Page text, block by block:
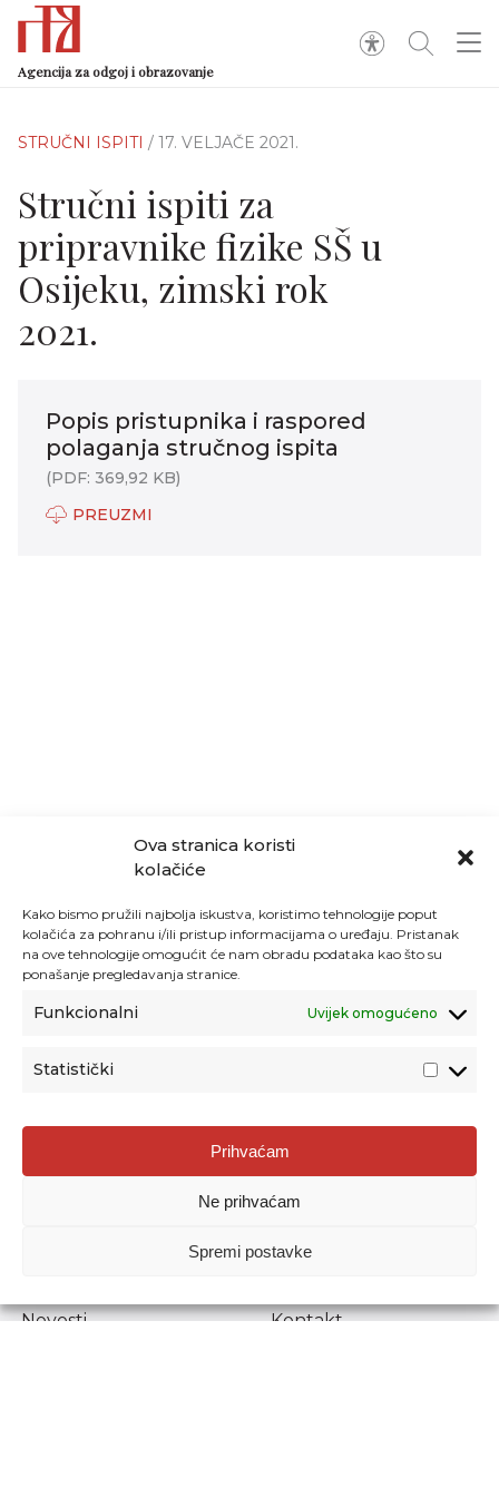
Ova stranica koristi
kolačiće
Kako bismo pružili najbolja iskustva, koristimo tehnologije poput
kolačića za pohranu i/ili pristup informacijama o uređaju. Pristanak
na ove tehnologije omogućit će nam obradu podataka kao što su
ponašanje pregledavanja stranice.
Funkcionalni Uvijek omogućeno
Statistički
Prihvaćam
Ne prihvaćam
Spremi postavke
Agencija za odgoj i obrazovanje
STRUČNI ISPITI / 17. VELJAČE 2021.
Stručni ispiti za
pripravnike fizike SŠ u
Osijeku, zimski rok
2021.
Popis pristupnika i raspored
polaganja stručnog ispita
(PDF: 369,92 KB)
PREUZMI
Agencija za odgoj i obrazovanje
Donje Svetice 38, 10000 Zagreb
1778129
Prenošenje sadržaja dopušteno je uz navođenje izvora.
Novosti
Kontakt